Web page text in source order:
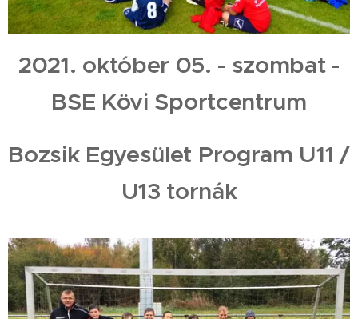
2021. október 05. - szombat -
BSE Kövi Sportcentrum
Bozsik Egyesület Program U11 /
U13 tornák